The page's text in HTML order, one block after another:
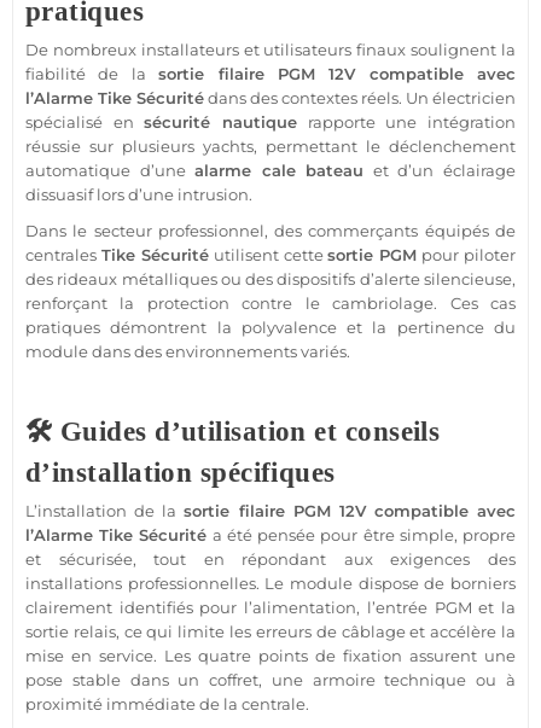
pratiques
De nombreux installateurs et utilisateurs finaux soulignent la
fiabilité de lasortie filaire PGM 12V compatibleavec
l’Alarme Tike Sécuritédans des contextes réels. Un électricien
spécialisé ensécurité nautique rapporte une intégration
réussie sur plusieurs yachts, permettant le déclenchement
automatique d’unealarme cale bateau et d’un éclairage
dissuasif lors d’une intrusion.
Dans le secteur professionnel, des commerçants équipés de
centrales Tike Sécuritéutilisent cettesortie PGM pour piloter
des rideaux métalliques ou des dispositifs d’alerte silencieuse,
renforçant la protection contre le cambriolage. Ces cas
pratiques démontrent la polyvalence et la pertinence du
moduledans des environnements variés.
🛠️ Guides d’utilisation et conseils
d’installation spécifiques
L’installation de lasortie filaire PGM 12V compatibleavec
l’Alarme TikeSécurité a été pensée pour être simple, propre
et sécurisée, tout en répondant aux exigences des
installations professionnelles. Le module dispose de borniers
clairement identifiés pour l’alimentation, l’entrée PGM et la
sortie relais, ce qui limite les erreurs de câblage et accélère la
mise en service. Les quatre points de fixation assurent une
pose stable dans un coffret, une armoire technique ou à
proximité immédiate de la centrale.